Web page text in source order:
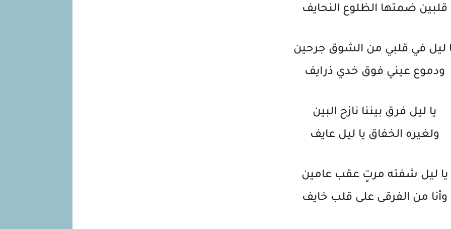
قلبين ضمتها الظلوع النحايف
ليل في قلبي من الشوق جرحين
ودموع عيني فوق خدي ذرايف
يا ليل فرق بيننا نازح البين
ولغيره الخفاق يا ليل عايف
يا ليل شفته مرتٍ عقب عامين
وأنا من الفرقى على قلب خايف